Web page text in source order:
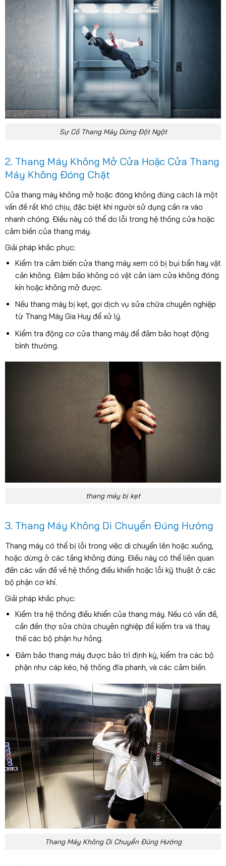
Sự Cố Thang Máy Dừng Đột Ngột
2. Thang Máy Không Mở Cửa Hoặc Cửa Thang
Máy Không Đóng Chặt
Cửa thang máy không mở hoặc đóng không đúng cách là một
vấn đề rất khó chịu, đặc biệt khi người sử dụng cần ra vào
nhanh chóng. Điều này có thể do lỗi trong hệ thống cửa hoặc
cảm biến của thang máy.
Giải pháp khắc phục:
Kiểm tra cảm biến cửa thang máy xem có bị bụi bẩn hay vật
cản không. Đảm bảo không có vật cản làm cửa không đóng
kín hoặc không mở được.
Nếu thang máy bị kẹt, gọi dịch vụ sửa chữa chuyên nghiệp
từ Thang Máy Gia Huy để xử lý.
Kiểm tra động cơ cửa thang máy để đảm bảo hoạt động
bình thường.
thang máy bị kẹt
3. Thang Máy Không Di Chuyển Đúng Hướng
Thang máy có thể bị lỗi trong việc di chuyển lên hoặc xuống,
hoặc dừng ở các tầng không đúng. Điều này có thể liên quan
đến các vấn đề về hệ thống điều khiển hoặc lỗi kỹ thuật ở các
bộ phận cơ khí.
Giải pháp khắc phục:
Kiểm tra hệ thống điều khiển của thang máy. Nếu có vấn đề,
cần đến thợ sửa chữa chuyên nghiệp để kiểm tra và thay
thế các bộ phận hư hỏng.
Đảm bảo thang máy được bảo trì định kỳ, kiểm tra các bộ
phận như cáp kéo, hệ thống đĩa phanh, và các cảm biến.
Thang Máy Không Di Chuyển Đúng Hướng